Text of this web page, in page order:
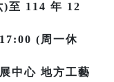
)至 114 年 12
(周一休
中心 地方工藝